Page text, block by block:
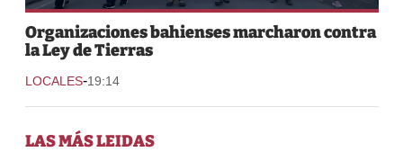
Organizaciones bahienses marcharon contra
la Ley de Tierras
LOCALES-19:14
LAS MÁS LEIDAS